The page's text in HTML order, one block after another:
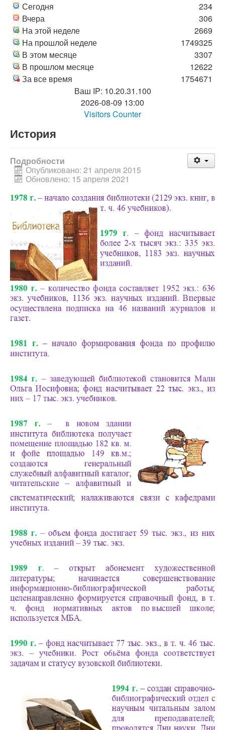
Сегодня
Вчера
На этой неделе
На прошлой неделе
В этом месяце
В прошлом месяце
За все время
234
306
2669
1749325
3307
12622
1754671
Ваш IP: 10.20.31.100
2026-08-09 13:00
Visitors Counter
История
Подробности
Опубликовано: 21 апреля 2015
Обновлено: 15 апреля 2021